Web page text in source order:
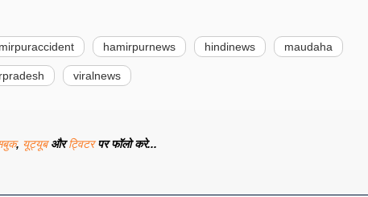
hamirpurnews hindinews maudaha
viralnews
, यूट्यूबऔरट्विटरपर फॉलो करे...